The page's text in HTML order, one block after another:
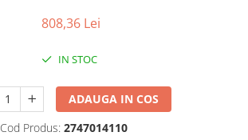
808,36 Lei
IN STOC
ADAUGA IN COS
Cod Produs: 2747014110